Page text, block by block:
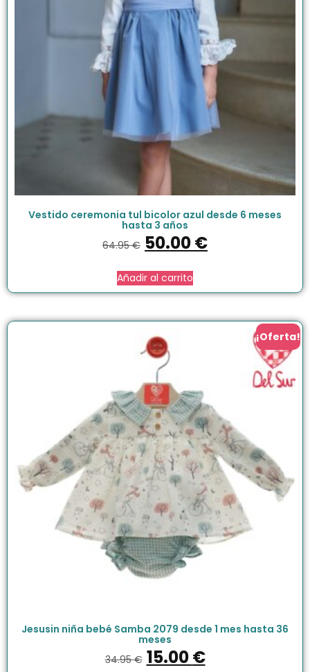
Vestido ceremonia tul bicolor azul desde 6 meses
hasta 3 años
64.95€ 50.00€
Añadir al carrito
¡Oferta!
Jesusin niña bebé Samba 2079 desde 1 mes hasta 36
meses
34.95€ 15.00€